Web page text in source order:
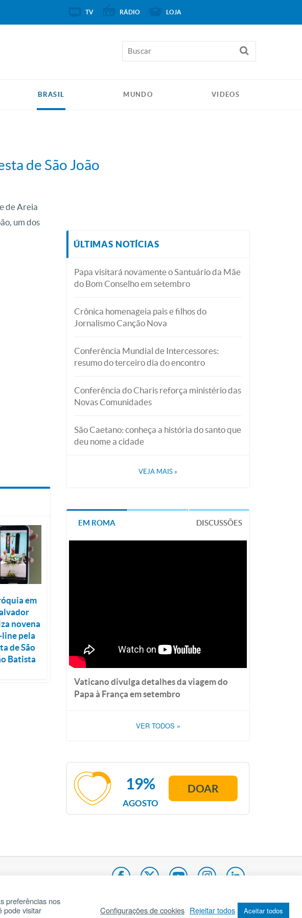
BRASIL MUNDO VIDEOS
de São João
de Areia
um dos
em
novena
pela
de São
Batista
ÚLTIMAS NOTÍCIAS
Papa visitará novamente o Santuário da Mãe
do Bom Conselho em setembro
Crônica homenageia pais e filhos do
Jornalismo Canção Nova
Conferência Mundial de Intercessores:
resumo do terceiro dia do encontro
Conferência do Charis reforça ministério das
Novas Comunidades
São Caetano: conheça a história do santo que
deu nome a cidade
VEJA MAIS »
EM ROMA DISCUSSÕES
Vaticano divulga detalhes da viagem do
Papa à França em setembro
VER TODOS »
AGOSTO
19% DOAR
TV RÁDIO LOJA
de Oração Mapa do site Internacional
preferências nos
pode visitar
Configurações de cookies Rejeitar todos Aceitar todos